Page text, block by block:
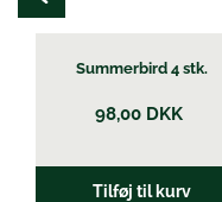
Summerbird 4 stk.
98,00 DKK
Tilføj til kurv